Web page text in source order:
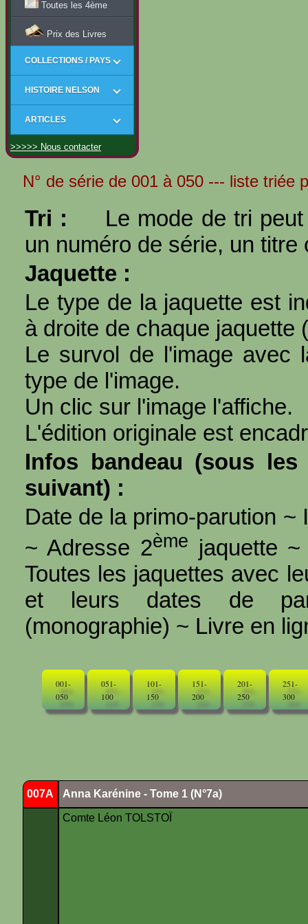
Toutes les 4ème
Prix des Livres
COLLECTIONS / PAYS
HISTOIRE NELSON
ARTICLES
>>>>> Nous contacter
N° de série de 001 à 050 --- liste triée
Tri :
Le mode de tri
un numéro de série, un titre
Jaquette :
Le type de la jaquette est
à droite de chaque jaquette (
Le survol de l'image avec
type de l'image.
Un clic sur l'image l'affiche.
L'édition originale est
Infos bandeau (sous
suivant) :
Date de la primo-parution ~
~ Adresse 2ème jaquette
Toutes les jaquettes avec
et leurs dates de
(monographie) ~ Livre en
001-
050
051-
100
101-
150
151-
200
201-
250
251-
300
007A Anna Karénine - Tome 1 (N°7a)
Comte Léon TOLSTOÏ